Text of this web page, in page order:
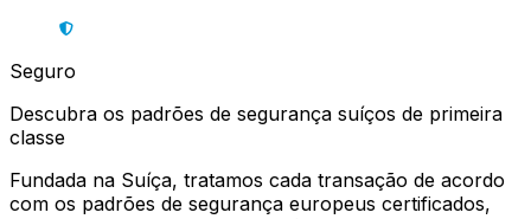
Seguro
Descubra os padrões de segurança suíços de primeira
classe
Fundada na Suíça, tratamos cada transação de acordo
com os padrões de segurança europeus certificados,